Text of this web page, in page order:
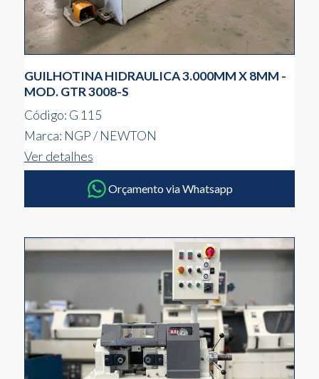
GUILHOTINA HIDRAULICA 3.000MM X 8MM -
MOD. GTR 3008-S
Código: G 115
Marca: NGP / NEWTON
Ver detalhes
Orçamento via Whatsapp